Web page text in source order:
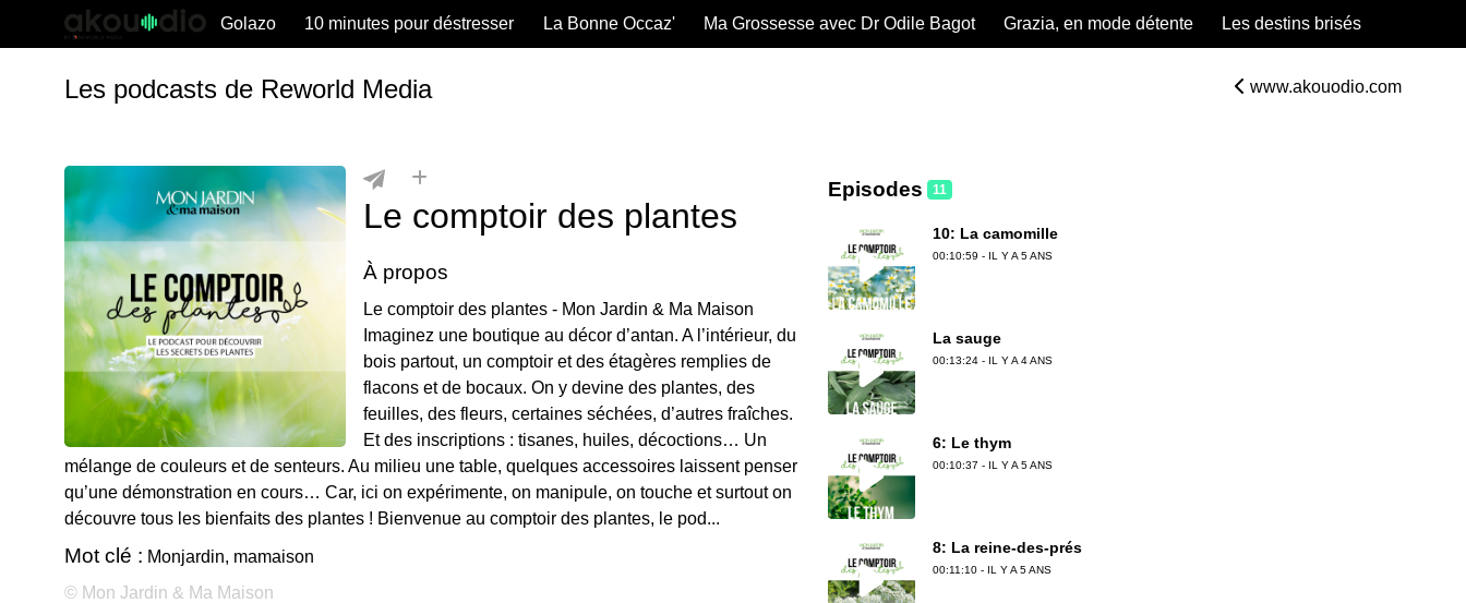
Golazo 10 minutes pour déstresser La Bonne Occaz' Ma Grossesse avec Dr Odile Bagot Grazia, en mode détente Les destins brisés
Les podcasts de Reworld Media www.akouodio.com
Le comptoir des plantes
À propos
Le comptoir des plantes - Mon Jardin & Ma Maison
Imaginez une boutique au décor d’antan. A l’intérieur, du
bois partout, un comptoir et des étagères remplies de
flacons et de bocaux. On y devine des plantes, des
feuilles, des fleurs, certaines séchées, d’autres fraîches.
Et des inscriptions : tisanes, huiles, décoctions… Un
mélange de couleurs et de senteurs. Au milieu une table, quelques accessoires laissent penser
qu’une démonstration en cours… Car, ici on expérimente, on manipule, on touche et surtout on
découvre tous les bienfaits des plantes ! Bienvenue au comptoir des plantes, le pod...
Mot clé : Monjardin, mamaison
© Mon Jardin & Ma Maison
Episodes 11
10: La camomille
00:10:59 - IL Y A 5 ANS
La sauge
00:13:24 - IL Y A 4 ANS
6: Le thym
00:10:37 - IL Y A 5 ANS
8: La reine-des-prés
00:11:10 - IL Y A 5 ANS